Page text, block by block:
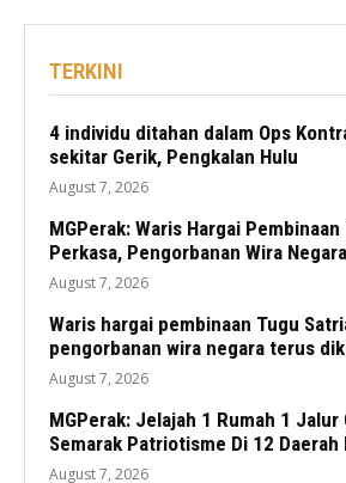
TERKINI
4 individu ditahan dalam Ops
sekitar Gerik, Pengkalan Hulu
August 7, 2026
MGPerak: Waris Hargai
Perkasa, Pengorbanan Wira
August 7, 2026
Waris hargai pembinaan Tugu
pengorbanan wira negara terus
August 7, 2026
MGPerak: Jelajah 1 Rumah 1 Jalur
Semarak Patriotisme Di 12 Daerah
August 7, 2026